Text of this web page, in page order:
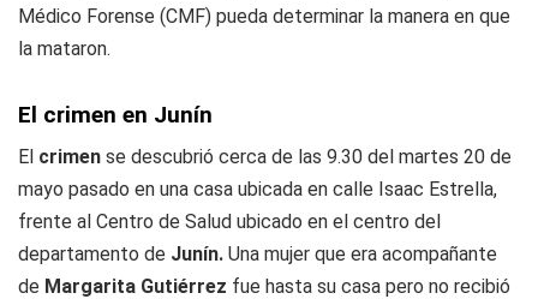
Médico Forense (CMF) pueda determinar la manera en que
la mataron.
El crimen en Junín
El crimen se descubrió cerca de las 9.30 del martes 20 de
mayo pasado en una casa ubicada en calle Isaac Estrella,
frente al Centro de Salud ubicado en el centro del
departamento de Junín. Una mujer que era acompañante
de Margarita Gutiérrez fue hasta su casa pero no recibió